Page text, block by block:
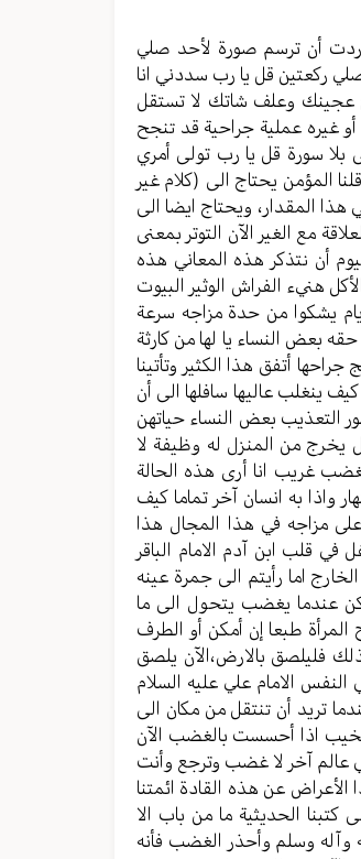
اردت أن ترسم صورة لأحد صلي
ركعتين قل يا رب سددني انا
عجينك وعلف شاتك لا تستقل
غيره عملية جراحية قد تنجح
بلا سورة قل يا رب تولى أمري
المؤمن يحتاج الى (كلام غير
المقدار، ويحتاج ايضا الى
مع الغير الآن التوتر بمعنى
أن نتذكر هذه المعاني هذه
هنيء الفراش الوثير البيوت
يشكوا من حدة مزاجه سرعة
بعض النساء يا لها من كارثة
أتفق هذا الكثير وتأتينا
ينغلب عاليها سافلها الى أن
التعذيب بعض النساء حياتهن
يخرج من المنزل له وظيفة لا
غريب انا أرى هذه الحالة
واذا به انسان آخر تماما كيف
مزاجه في هذا المجال هذا
قلب ابن آدم الامام الباقر
اما رأيتم الى جمرة عينه
عندما يغضب يتحول الى ما
طبعا إن أمكن أو الطرف
فليلصق بالارض،الآن يلصق
الامام علي عليه السلام
تريد أن تنتقل من مكان الى
تخيب اذا أحسست بالغضب الآن
عالم آخر لا غضب وترجع وأنت
الأعراض عن هذه القادة ائمتنا
كتبنا الحديثية ما من باب الا
وسلم وأحذر الغضب فأنه